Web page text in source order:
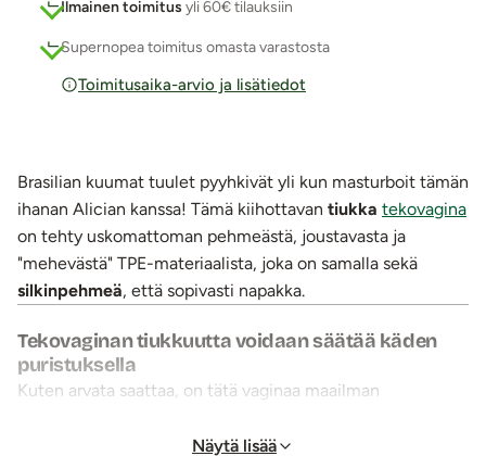
Ilmainen toimitus yli 60€ tilauksiin
Supernopea toimitus omasta varastosta
Toimitusaika-arvio ja lisätiedot
Brasilian kuumat tuulet pyyhkivät yli kun masturboit tämän
ihanan Alician kanssa! Tämä kiihottavan tiukka tekovagina
on tehty uskomattoman pehmeästä, joustavasta ja
"mehevästä" TPE-materiaalista, joka on samalla sekä
silkinpehmeä, että sopivasti napakka.
Tekovaginan tiukkuutta voidaan säätää käden
puristuksella
Kuten arvata saattaa, on tätä vaginaa maailman
maailman parhaiten mistä milloinkin puristaa ja Alician
Näytä lisää